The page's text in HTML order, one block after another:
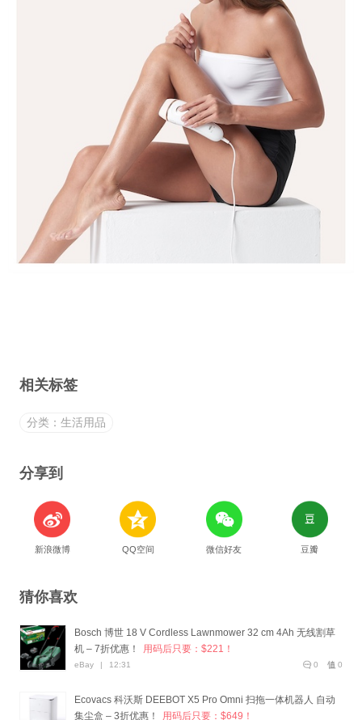
相关标签
分类：生活用品
分享到
新浪微博 QQ空间 微信好友 豆瓣
猜你喜欢
Bosch 博世 18 V Cordless Lawnmower 32 cm 4Ah 无线割草
机 – 7折优惠！
用码后只要：$221！
0
0
eBay | 12:31
Ecovacs 科沃斯 DEEBOT X5 Pro Omni 扫拖一体机器人 自动
集尘盒 – 3折优惠！
用码后只要：$649！